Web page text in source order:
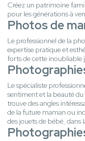
Créez un patrimoine
pour les générations à
Photos de
Le professionnel de la
expertise pratique et
forts de cette inoubliable
Le spécialiste
sentiment et la beauté
trouve des angles
de la future maman ou
des jouets de bébé, dans